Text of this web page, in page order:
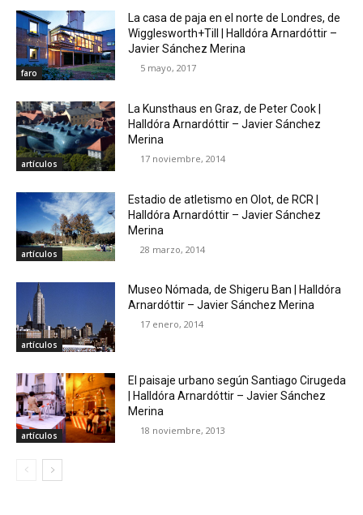
faro
La casa de paja en el norte de Londres, de
Wigglesworth+Till | Halldóra Arnardóttir –
Javier Sánchez Merina
5 mayo, 2017
artículos
La Kunsthaus en Graz, de Peter Cook |
Halldóra Arnardóttir – Javier Sánchez
Merina
17 noviembre, 2014
artículos
Estadio de atletismo en Olot, de RCR |
Halldóra Arnardóttir – Javier Sánchez
Merina
28 marzo, 2014
artículos
Museo Nómada, de Shigeru Ban | Halldóra
Arnardóttir – Javier Sánchez Merina
17 enero, 2014
artículos
El paisaje urbano según Santiago Cirugeda
| Halldóra Arnardóttir – Javier Sánchez
Merina
18 noviembre, 2013